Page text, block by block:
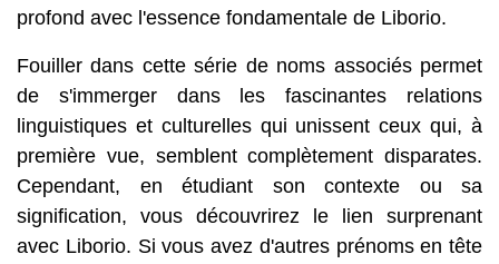
profond avec l'essence fondamentale de Liborio.
Fouiller dans cette série de noms associés permet
de s'immerger dans les fascinantes relations
linguistiques et culturelles qui unissent ceux qui, à
première vue, semblent complètement disparates.
Cependant, en étudiant son contexte ou sa
signification, vous découvrirez le lien surprenant
avec Liborio. Si vous avez d'autres prénoms en tête